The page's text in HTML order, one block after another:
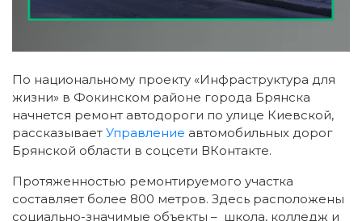
По национальному проекту «Инфраструктура для
жизни» в Фокинском районе города Брянска
начнется ремонт автодороги по улице Киевской,
рассказывает Управление автомобильных дорог
Брянской области в соцсети ВКонтакте.
Протяженностью ремонтируемого участка
составляет более 800 метров. Здесь расположены
социально-значимые объекты – школа, колледж и